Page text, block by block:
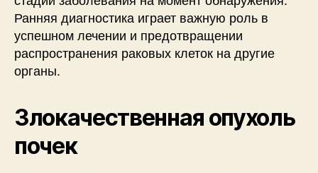
Ранняя диагностика играет важную роль в
успешном лечении и предотвращении
распространения раковых клеток на другие
органы.
Злокачественная опухоль
почек